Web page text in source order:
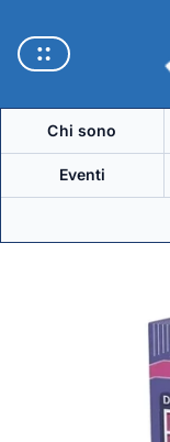
Chi sono
Eventi